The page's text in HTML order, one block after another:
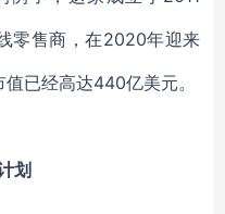
零售商，在2020年迎来
已经高达440亿美元。
划